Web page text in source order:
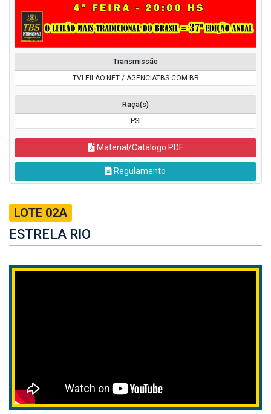
Transmissão
TVLEILAO.NET / AGENCIATBS.COM.BR
Raça(s)
PSI
Material/Catálogo PDF
Regulamento
LOTE 02A
ESTRELA RIO